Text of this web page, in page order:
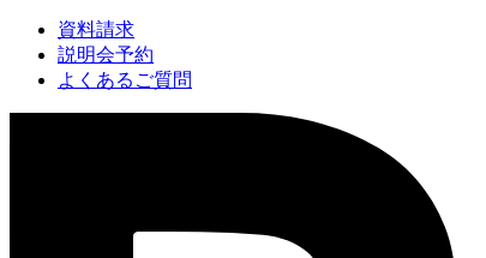
資料請求
説明会予約
よくあるご質問